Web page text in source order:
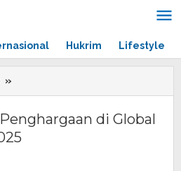
Hukrim Lifestyle
»
Sabet
Penghargaan
di
di Global